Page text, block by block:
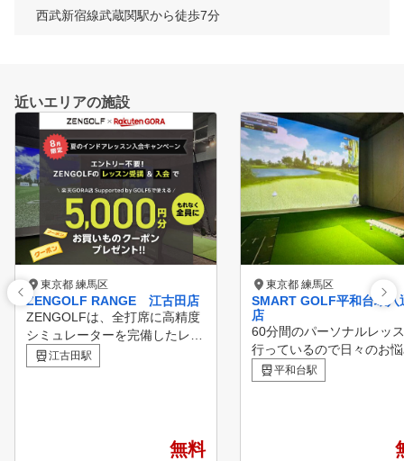
西武新宿線武蔵関駅から徒歩7分
近いエリアの施設
東京都 練馬区
ZENGOLF RANGE 江古田店
ZENGOLFは、全打席に高精度
シミュレーターを完備したレッ
スン受け放題・レンジ使い放題
の定額制インドアゴルフスクー
でのスコアアップを目指すこと
江古田駅
無料
東京都 練馬区
SMART GOLF平和台環八
店
60分間のパーソナルレッ
行っているので日々のお
決やスキルアップをして
ける環境をご用意してい
のお手伝いをさせていた
平和台駅